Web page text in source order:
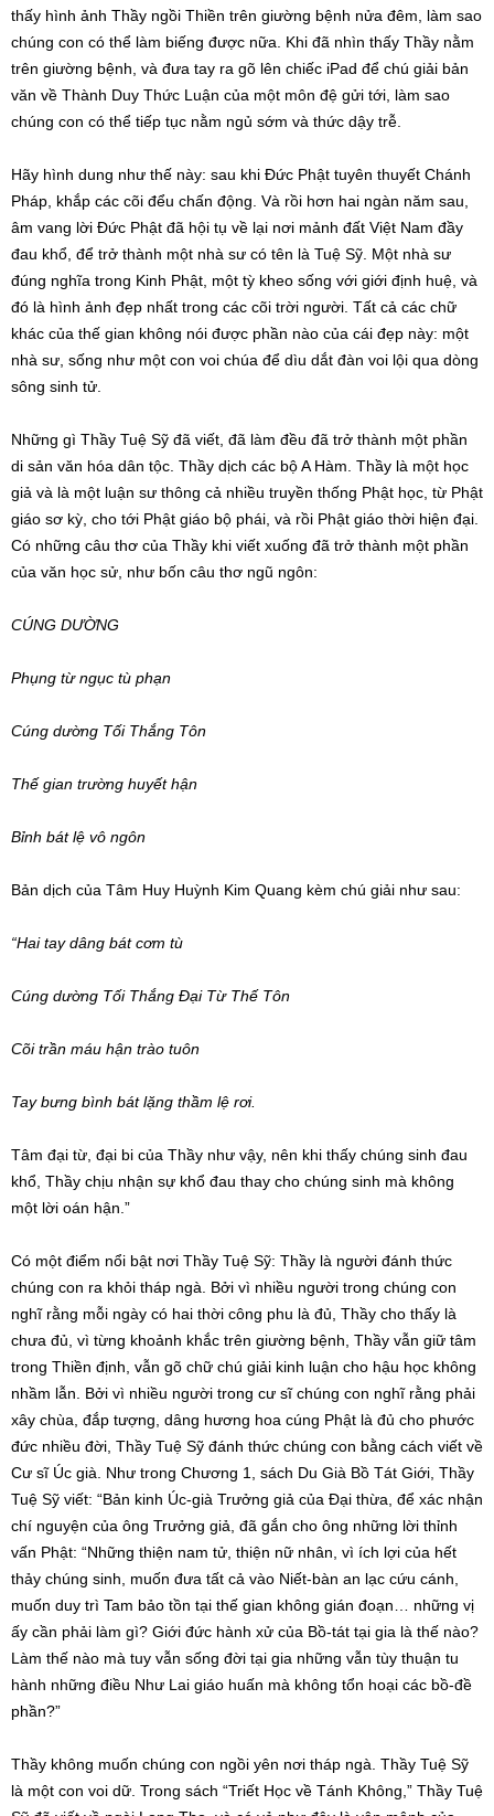
thấy hình ảnh Thầy ngồi Thiền trên giường bệnh nửa đêm, làm sao
chúng con có thể làm biếng được nữa. Khi đã nhìn thấy Thầy nằm
trên giường bệnh, và đưa tay ra gõ lên chiếc iPad để chú giải bản
văn về Thành Duy Thức Luận của một môn đệ gửi tới, làm sao
chúng con có thể tiếp tục nằm ngủ sớm và thức dậy trễ.
Hãy hình dung như thế này: sau khi Đức Phật tuyên thuyết Chánh
Pháp, khắp các cõi đểu chấn động. Và rồi hơn hai ngàn năm sau,
âm vang lời Đức Phật đã hội tụ về lại nơi mảnh đất Việt Nam đầy
đau khổ, để trở thành một nhà sư có tên là Tuệ Sỹ. Một nhà sư
đúng nghĩa trong Kinh Phật, một tỳ kheo sống với giới định huệ, và
đó là hình ảnh đẹp nhất trong các cõi trời người. Tất cả các chữ
khác của thế gian không nói được phần nào của cái đẹp này: một
nhà sư, sống như một con voi chúa để dìu dắt đàn voi lội qua dòng
sông sinh tử.
Những gì Thầy Tuệ Sỹ đã viết, đã làm đều đã trở thành một phần
di sản văn hóa dân tộc. Thầy dịch các bộ A Hàm. Thầy là một học
giả và là một luận sư thông cả nhiều truyền thống Phật học, từ Phật
giáo sơ kỳ, cho tới Phật giáo bộ phái, và rồi Phật giáo thời hiện đại.
Có những câu thơ của Thầy khi viết xuống đã trở thành một phần
của văn học sử, như bốn câu thơ ngũ ngôn:
CÚNG DƯỜNG
Phụng từ ngục tù phạn
Cúng dường Tối Thắng Tôn
Thế gian trường huyết hận
Bỉnh bát lệ vô ngôn
Bản dịch của Tâm Huy Huỳnh Kim Quang kèm chú giải như sau:
“Hai tay dâng bát cơm tù
Cúng dường Tối Thắng Đại Từ Thế Tôn
Cõi trần máu hận trào tuôn
Tay bưng bình bát lặng thầm lệ rơi.
Tâm đại từ, đại bi của Thầy như vậy, nên khi thấy chúng sinh đau
khổ, Thầy chịu nhận sự khổ đau thay cho chúng sinh mà không
một lời oán hận.”
Có một điểm nổi bật nơi Thầy Tuệ Sỹ: Thầy là người đánh thức
chúng con ra khỏi tháp ngà. Bởi vì nhiều người trong chúng con
nghĩ rằng mỗi ngày có hai thời công phu là đủ, Thầy cho thấy là
chưa đủ, vì từng khoảnh khắc trên giường bệnh, Thầy vẫn giữ tâm
trong Thiền định, vẫn gõ chữ chú giải kinh luận cho hậu học không
nhầm lẫn. Bởi vì nhiều người trong cư sĩ chúng con nghĩ rằng phải
xây chùa, đắp tượng, dâng hương hoa cúng Phật là đủ cho phước
đức nhiều đời, Thầy Tuệ Sỹ đánh thức chúng con bằng cách viết về
Cư sĩ Úc già. Như trong Chương 1, sách Du Già Bồ Tát Giới, Thầy
Tuệ Sỹ viết: “Bản kinh Úc-già Trưởng giả của Đại thừa, để xác nhận
chí nguyện của ông Trưởng giả, đã gắn cho ông những lời thỉnh
vấn Phật: “Những thiện nam tử, thiện nữ nhân, vì ích lợi của hết
thảy chúng sinh, muốn đưa tất cả vào Niết-bàn an lạc cứu cánh,
muốn duy trì Tam bảo tồn tại thế gian không gián đoạn… những vị
ấy cần phải làm gì? Giới đức hành xử của Bồ-tát tại gia là thế nào?
Làm thế nào mà tuy vẫn sống đời tại gia những vẫn tùy thuận tu
hành những điều Như Lai giáo huấn mà không tổn hoại các bồ-đề
phần?”
Thầy không muốn chúng con ngồi yên nơi tháp ngà. Thầy Tuệ Sỹ
là một con voi dữ. Trong sách “Triết Học về Tánh Không,” Thầy Tuệ